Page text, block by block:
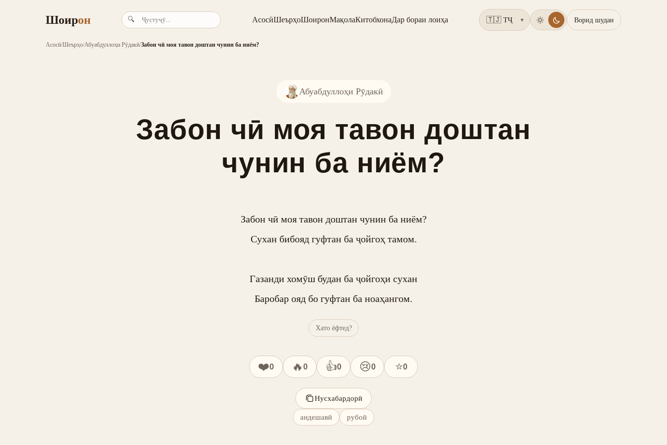
Шоирон 🔍 АсосӣШеърҳоШоиронМақолаКитобхонаДар бораи лоиҳа ▾ Ворид шудан
Асосӣ/Шеърҳо/Абуабдуллоҳи Рӯдакӣ/Забон чӣ моя тавон доштан чунин ба ниём?
Абуабдуллоҳи Рӯдакӣ
Забон чӣ моя тавон доштан
чунин ба ниём?
Забон чӣ моя тавон доштан чунин ба ниём?
Сухан бибояд гуфтан ба ҷойгоҳ тамом.
Газанди хомӯш будан ба ҷойгоҳи сухан
Баробар ояд бо гуфтан ба ноаҳангом.
Хато ёфтед?
❤️0 🔥 0 👍0 😢0 ⭐0
Нусхабардорӣ
андешавӣ рубоӣ